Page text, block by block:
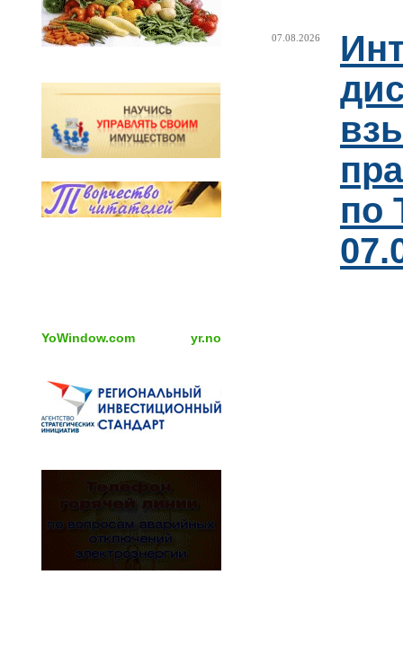
YoWindow.com yr.no
07.08.2026
по